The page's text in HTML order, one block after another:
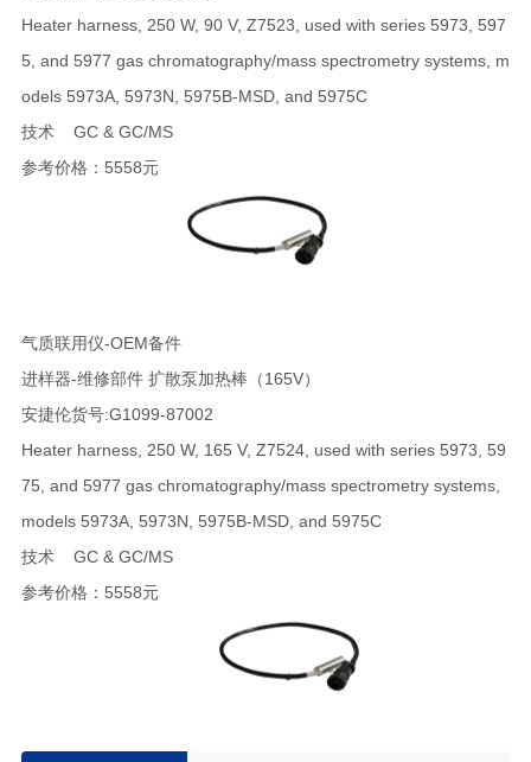
Heater harness, 250 W, 90 V, Z7523, used with series 5973, 597
5, and 5977 gas chromatography/mass spectrometry systems, m
odels 5973A, 5973N, 5975B-MSD, and 5975C
技术 GC & GC/MS
参考价格：5558元
气质联用仪-OEM备件
进样器-维修部件 扩散泵加热棒（165V）
安捷伦货号:G1099-87002
Heater harness, 250 W, 165 V, Z7524, used with series 5973, 59
75, and 5977 gas chromatography/mass spectrometry systems,
models 5973A, 5973N, 5975B-MSD, and 5975C
技术 GC & GC/MS
参考价格：5558元